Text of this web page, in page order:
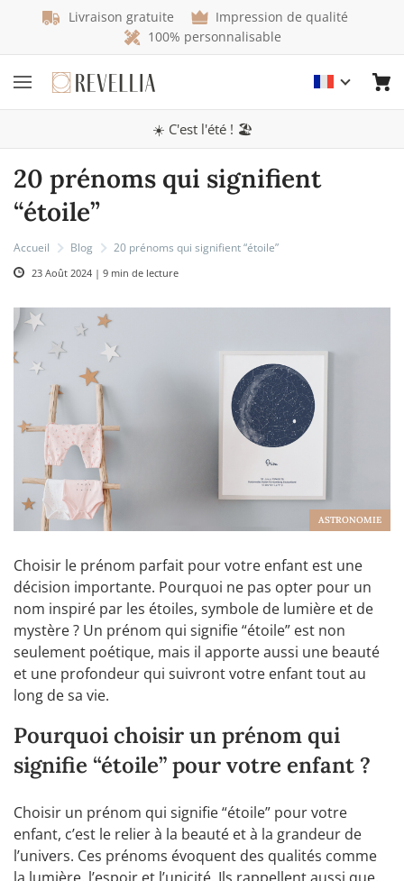
Livraison gratuite
Impression de qualité
100% personnalisable
☀️ C'est l'été ! 🏖️
20 prénoms qui signifient
“étoile”
Accueil Blog 20 prénoms qui signifient “étoile”
23 Août 2024 | 9 min de lecture
ASTRONOMIE
Choisir le prénom parfait pour votre enfant est une
décision importante. Pourquoi ne pas opter pour un
nom inspiré par les étoiles, symbole de lumière et de
mystère ? Un prénom qui signifie “étoile” est non
seulement poétique, mais il apporte aussi une beauté
et une profondeur qui suivront votre enfant tout au
long de sa vie.
Pourquoi choisir un prénom qui
signifie “étoile” pour votre enfant ?
Choisir un prénom qui signifie “étoile” pour votre
enfant, c’est le relier à la beauté et à la grandeur de
l’univers. Ces prénoms évoquent des qualités comme